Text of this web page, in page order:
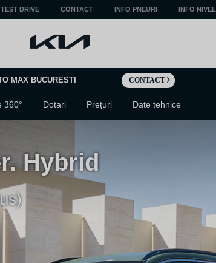
TEST DRIVE CONTACT INFO PNEURI INFO
MAX BUCURESTI CONTACT
360° Dotari Prețuri Date tehnice
Hybrid